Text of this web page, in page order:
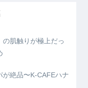
肌触りが極上だっ
絶品〜K-CAFEハナ